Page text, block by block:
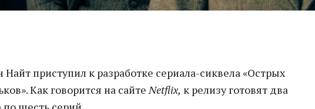
Найт приступил к разработке сериала-сиквела «Острых
Как говорится на сайтеNetflix, к релизу готовят два